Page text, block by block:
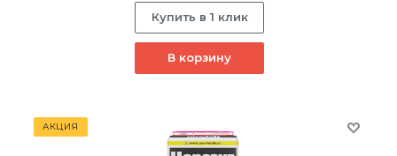
Купить в 1 клик
В корзину
АКЦИЯ